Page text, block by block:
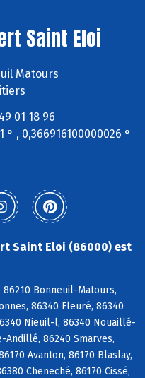
Saint Eloi
Matours
01 18 96
° , 0,366916100000026 °
Saint Eloi (86000) est
Bonneuil-Matours,
86340 Fleuré, 86340
Nieuil-l, 86340 Nouaillé-
Andillé, 86240 Smarves,
Avanton, 86170 Blaslay,
Cheneché, 86170 Cissé,